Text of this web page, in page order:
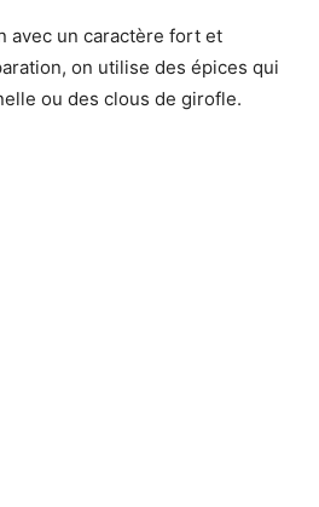
avec un caractère fort et
on utilise des épices qui
ou des clous de girofle.